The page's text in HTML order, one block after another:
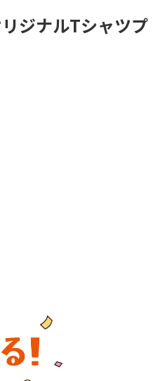
ジナルTシャツプ